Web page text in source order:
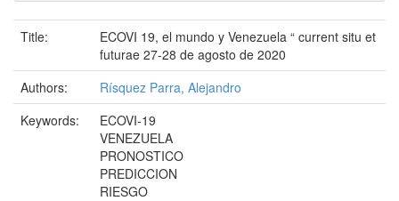
Title:
ECOVI 19, el mundo y Venezuela “ current situ et
futurae 27-28 de agosto de 2020
Authors:
Rísquez Parra, Alejandro
Keywords:
ECOVI-19
VENEZUELA
PRONOSTICO
PREDICCION
RIESGO